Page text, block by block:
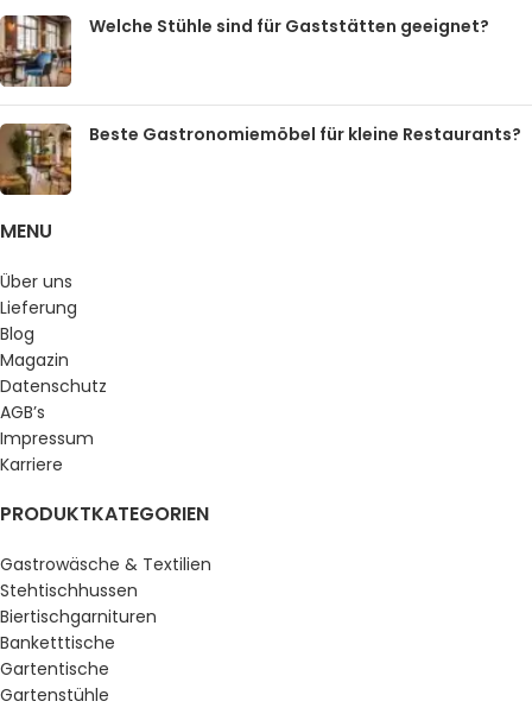
Welche Stühle sind für Gaststätten geeignet?
Beste Gastronomiemöbel für kleine Restaurants?
MENU
Über uns
Lieferung
Blog
Magazin
Datenschutz
AGB’s
Impressum
Karriere
PRODUKTKATEGORIEN
Gastrowäsche & Textilien
Stehtischhussen
Biertischgarnituren
Banketttische
Gartentische
Gartenstühle